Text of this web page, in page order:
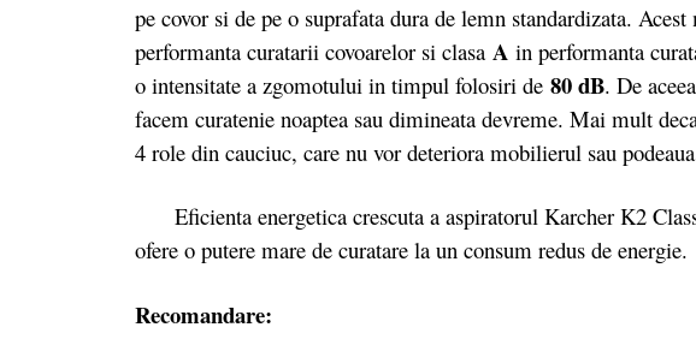
pe covor si de pe o suprafata dura de lemn standardizata.
performanta curatarii covoarelor si clasa A in performanta
o intensitate a zgomotului in timpul folosiri de 80 dB. De
facem curatenie noaptea sau dimineata devreme. Mai mult
4 role din cauciuc, care nu vor deteriora mobilierul sau
Eficienta energetica crescuta a aspiratorul Karcher K2
ofere o putere mare de curatare la un consum redus de energie.
Recomandare: